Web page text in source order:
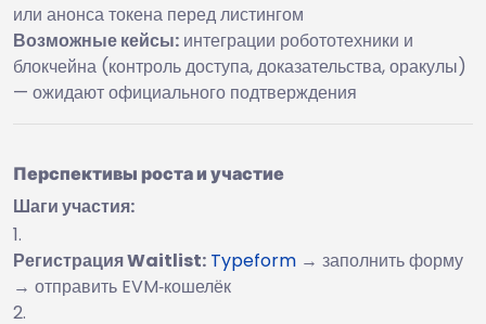
или анонса токена перед листингом
Возможные кейсы: интеграции робототехники и
блокчейна (контроль доступа, доказательства, оракулы)
— ожидают официального подтверждения
Перспективы роста и участие
Шаги участия:
Регистрация Waitlist: Typeform → заполнить форму
→ отправить EVM‑кошелёк